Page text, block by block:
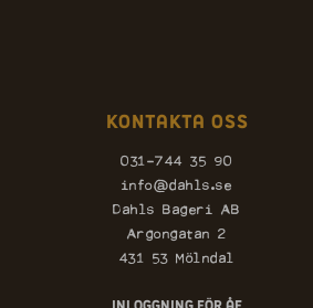
Kontakta oss
031-744 35 90
info@dahls.se
Dahls Bageri AB
Argongatan 2
431 53 Mölndal